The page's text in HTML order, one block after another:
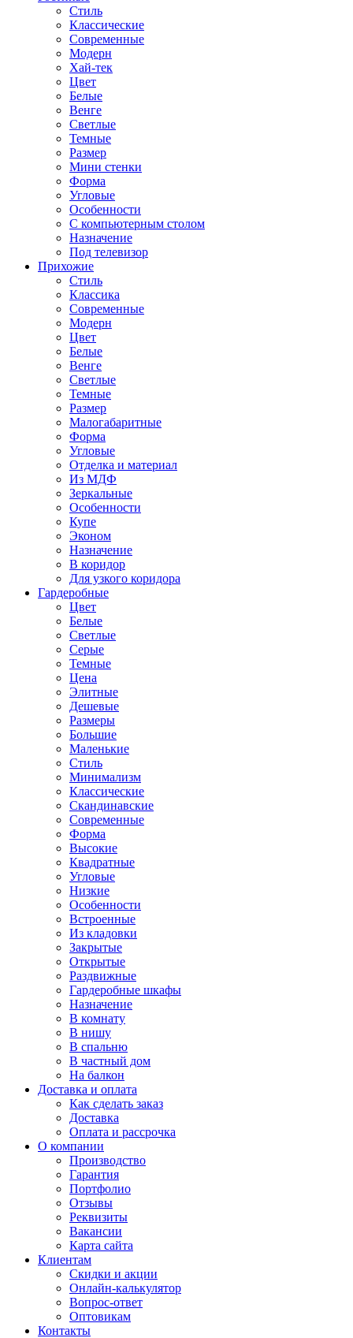
Стиль
Классические
Современные
Модерн
Хай-тек
Цвет
Белые
Венге
Светлые
Темные
Размер
Мини стенки
Форма
Угловые
Особенности
С компьютерным столом
Назначение
Под телевизор
Прихожие
Стиль
Классика
Современные
Модерн
Цвет
Белые
Венге
Светлые
Темные
Размер
Малогабаритные
Форма
Угловые
Отделка и материал
Из МДФ
Зеркальные
Особенности
Купе
Эконом
Назначение
В коридор
Для узкого коридора
Гардеробные
Цвет
Белые
Светлые
Серые
Темные
Цена
Элитные
Дешевые
Размеры
Большие
Маленькие
Стиль
Минимализм
Классические
Скандинавские
Современные
Форма
Высокие
Квадратные
Угловые
Низкие
Особенности
Встроенные
Из кладовки
Закрытые
Открытые
Раздвижные
Гардеробные шкафы
Назначение
В комнату
В нишу
В спальню
В частный дом
На балкон
Доставка и оплата
Как сделать заказ
Доставка
Оплата и рассрочка
О компании
Производство
Гарантия
Портфолио
Отзывы
Реквизиты
Вакансии
Карта сайта
Клиентам
Скидки и акции
Онлайн-калькулятор
Вопрос-ответ
Оптовикам
Контакты